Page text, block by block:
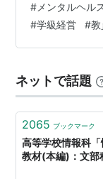
の生徒たちに『
ても、『面倒く
不満や文句ば
言動の連鎖」
しさを覚えた
# メンタルヘル
#​学級経営 #教
ネットで話題
2065 ブックマーク
高等学校情報科
教材(本編)：文部